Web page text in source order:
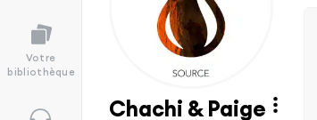
Votre
bibliothèque
Chachi & Paige